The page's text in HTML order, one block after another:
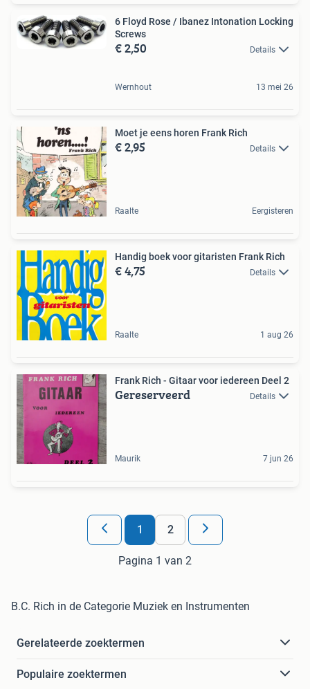
6 Floyd Rose / Ibanez Intonation Locking
Screws
€ 2,50 Details
Wernhout 13 mei 26
Moet je eens horen Frank Rich
€ 2,95 Details
Raalte Eergisteren
Handig boek voor gitaristen Frank Rich
€ 4,75 Details
Raalte 1 aug 26
Frank Rich - Gitaar voor iedereen Deel 2
Gereserveerd Details
Maurik 7 jun 26
1 2
Pagina 1 van 2
B.C. Rich in de Categorie Muziek en Instrumenten
Gerelateerde zoektermen
Populaire zoektermen